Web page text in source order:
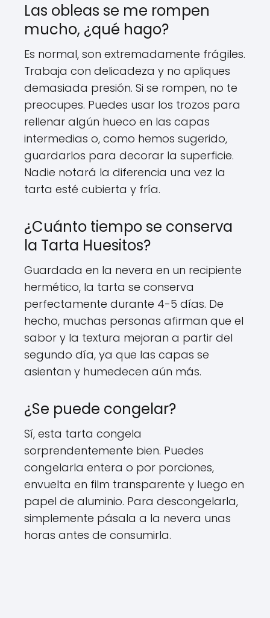
Las obleas se me rompen
mucho, ¿qué hago?
Es normal, son extremadamente frágiles.
Trabaja con delicadeza y no apliques
demasiada presión. Si se rompen, no te
preocupes. Puedes usar los trozos para
rellenar algún hueco en las capas
intermedias o, como hemos sugerido,
guardarlos para decorar la superficie.
Nadie notará la diferencia una vez la
tarta esté cubierta y fría.
¿Cuánto tiempo se conserva
la Tarta Huesitos?
Guardada en la nevera en un recipiente
hermético, la tarta se conserva
perfectamente durante 4-5 días. De
hecho, muchas personas afirman que el
sabor y la textura mejoran a partir del
segundo día, ya que las capas se
asientan y humedecen aún más.
¿Se puede congelar?
Sí, esta tarta congela
sorprendentemente bien. Puedes
congelarla entera o por porciones,
envuelta en film transparente y luego en
papel de aluminio. Para descongelarla,
simplemente pásala a la nevera unas
horas antes de consumirla.